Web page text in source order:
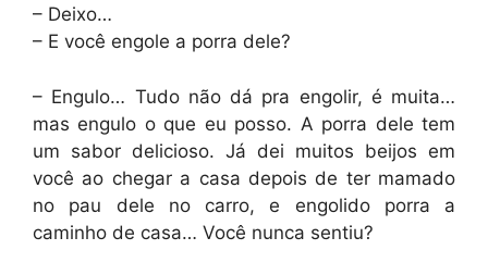
– Deixo…
– E você engole a porra dele?
– Engulo… Tudo não dá pra engolir, é muita…
mas engulo o que eu posso. A porra dele tem
um sabor delicioso. Já dei muitos beijos em
você ao chegar a casa depois de ter mamado
no pau dele no carro, e engolido porra a
caminho de casa… Você nunca sentiu?